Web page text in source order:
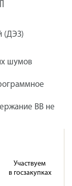
(ДЭЗ)
шумов
ВВ не
Участвуем
в госзакупках